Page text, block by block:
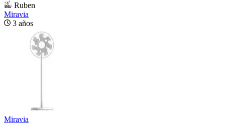
Ruben
Miravia
3 años
Miravia